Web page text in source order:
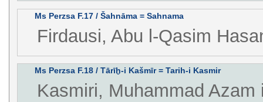
Ms Perzsa F.17 / Šahnāma = Sahnama
Firdausi, Abu l-Qasim
Ms Perzsa F.18 / Tārīḫ-i Kašmīr = Tarih-i Kasmir
Kasmiri, Muhammad Azam